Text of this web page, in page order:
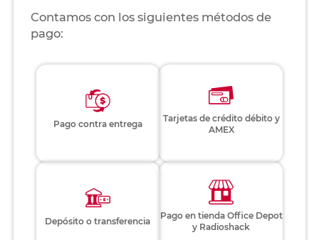
Contamos con los siguientes métodos de
pago:
Pago contra entrega
Tarjetas de crédito débito y
AMEX
Depósito o transferencia
Pago en tienda Office Depot
y Radioshack